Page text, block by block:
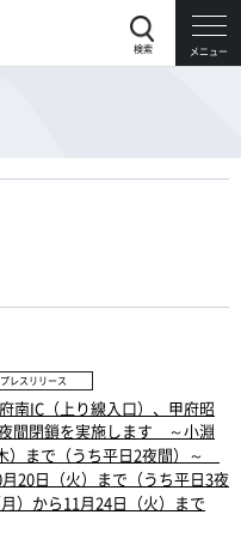
検索 メニュー
プレスリリース
南IC（上り線入口）、甲府昭
間閉鎖を実施します ～小淵
）まで（うち平日2夜間）～
20日（火）まで（うち平日3夜
）から11月24日（火）まで